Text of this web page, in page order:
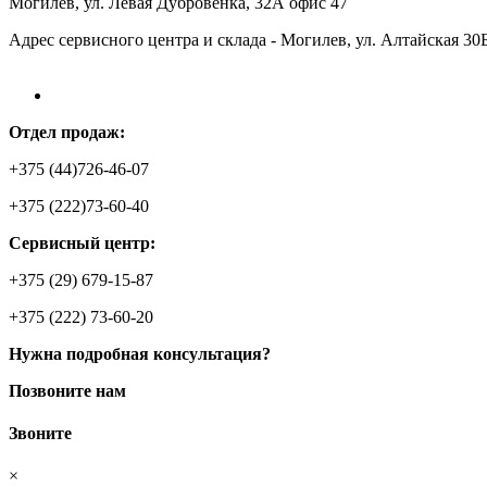
Адрес сервисного центра и склада - Могилев, ул. Алтайская
Отдел продаж:
+375 (44)726-46-07
+375 (222)73-60-40
Сервисный центр:
+375 (29) 679-15-87
+375 (222) 73-60-20
Нужна подробная консультация?
Позвоните нам
Звоните
×